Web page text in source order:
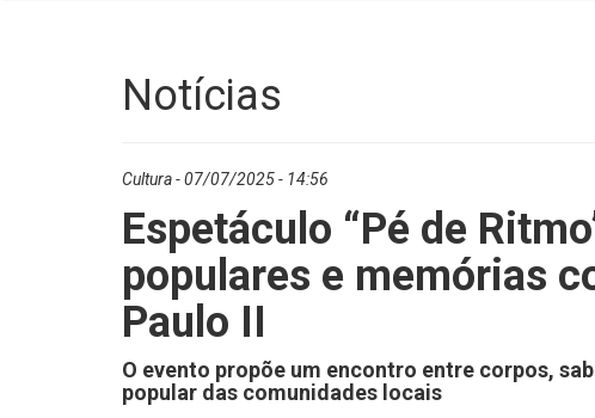
Notícias
Cultura - 07/07/2025 - 14:56
Espetáculo “Pé de
populares e memórias
Paulo II
O evento propõe um encontro entre corpos,
popular das comunidades locais